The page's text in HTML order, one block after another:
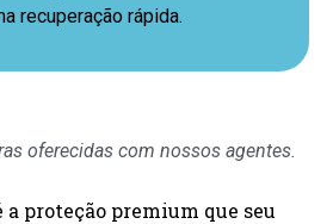
recuperação rápida.
oferecidas com nossos agentes.
a proteção premium que seu